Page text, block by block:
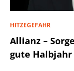
HITZEGEFAHR
Allianz –
gute Halbjahr